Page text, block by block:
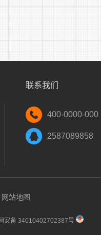
为确定面试人选的重要
人综合素质、从事学
抽签确定，未按时参加
成绩相同的情况，按
试的方法确定。
联系我们
400-0000-000
2587089858
网站地图
安备 34010402702387号